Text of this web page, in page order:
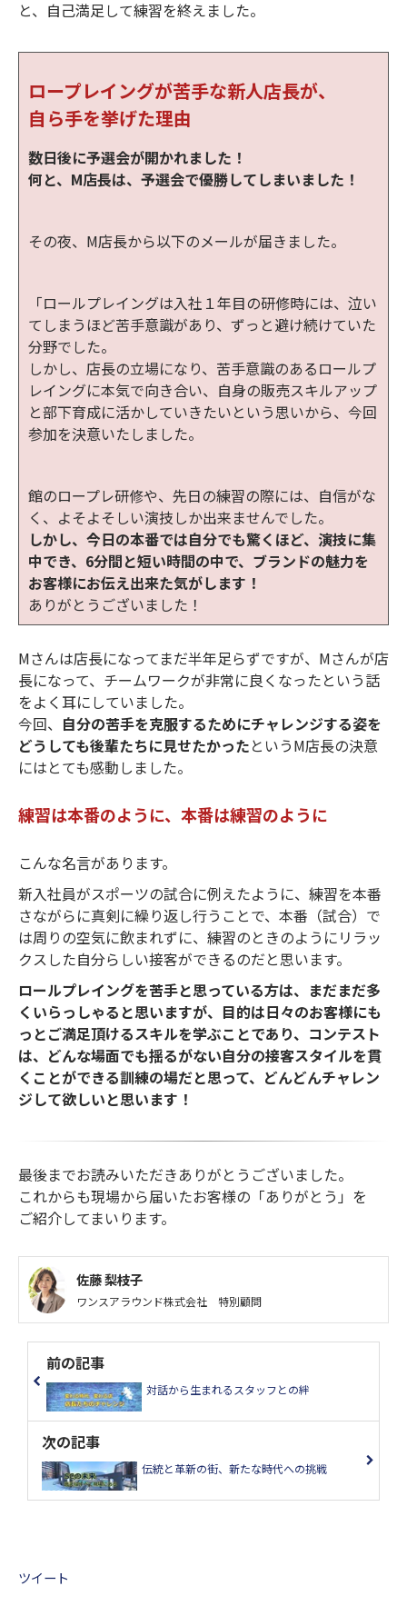
と、自己満足して練習を終えました。
ロープレイングが苦手な新人店長が、
自ら手を挙げた理由
数日後に予選会が開かれました！
何と、M店長は、予選会で優勝してしまいました！
その夜、M店長から以下のメールが届きました。
「ロールプレイングは入社１年目の研修時には、泣い
てしまうほど苦手意識があり、ずっと避け続けていた
分野でした。
しかし、店長の立場になり、苦手意識のあるロールプ
レイングに本気で向き合い、自身の販売スキルアップ
と部下育成に活かしていきたいという思いから、今回
参加を決意いたしました。
館のロープレ研修や、先日の練習の際には、自信がな
く、よそよそしい演技しか出来ませんでした。
しかし、今日の本番では自分でも驚くほど、演技に集
中でき、6分間と短い時間の中で、ブランドの魅力を
お客様にお伝え出来た気がします！
ありがとうございました！
Mさんは店長になってまだ半年足らずですが、Mさんが店
長になって、チームワークが非常に良くなったという話
をよく耳にしていました。
今回、 自分の苦手を克服するためにチャレンジする姿を
どうしても後輩たちに見せたかったというM店長の決意
にはとても感動しました。
練習は本番のように、本番は練習のように
こんな名言があります。
新入社員がスポーツの試合に例えたように、練習を本番
さながらに真剣に繰り返し行うことで、本番（試合）で
は周りの空気に飲まれずに、練習のときのようにリラッ
クスした自分らしい接客ができるのだと思います。
ロールプレイングを苦手と思っている方は、まだまだ多
くいらっしゃると思いますが、目的は日々のお客様にも
っとご満足頂けるスキルを学ぶことであり、コンテスト
は、どんな場面でも揺るがない自分の接客スタイルを貫
くことができる訓練の場だと思って、どんどんチャレン
ジして欲しいと思います！
最後までお読みいただきありがとうございました。
これからも現場から届いたお客様の「ありがとう」を
ご紹介してまいります。
佐藤 梨枝子
ワンスアラウンド株式会社 特別顧問
前の記事
対話から生まれる​​​スタッフとの絆
次の記事
伝統と革新の街、​​​​​​​新たな時代への挑戦
ツイート